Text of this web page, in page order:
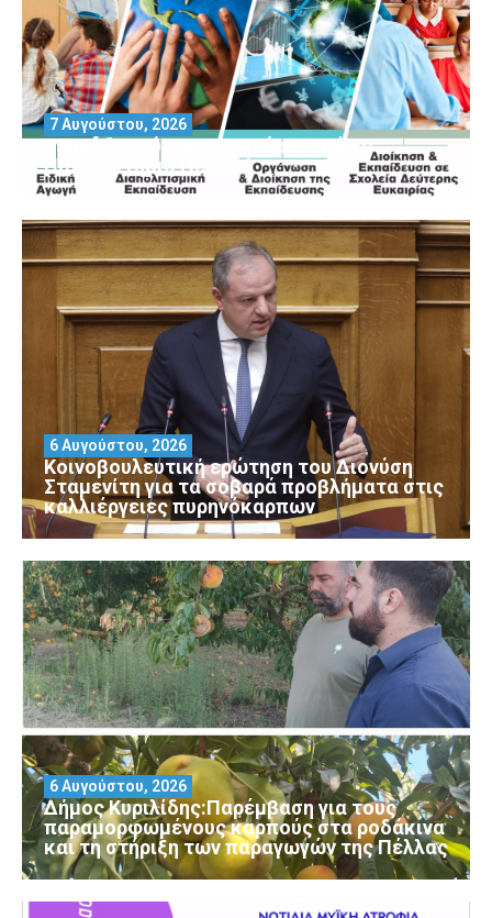
Μοριοδοτούμενα Σεμινάρια από το
Πανεπιστήμιο Πειραιά
7 Αυγούστου, 2026
Κοινοβουλευτική ερώτηση του Διονύση
Σταμενίτη για τα σοβαρά προβλήματα στις
καλλιέργειες πυρηνόκαρπων
6 Αυγούστου, 2026
Δήμος Κυριλίδης:Παρέμβαση για τους
παραμορφωμένους καρπούς στα ροδάκινα
και τη στήριξη των παραγωγών της Πέλλας
6 Αυγούστου, 2026